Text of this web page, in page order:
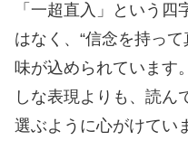
「一超直入」という
はなく、“信念を持っ
味が込められています
しな表現よりも、読ん
選ぶように心がけてい